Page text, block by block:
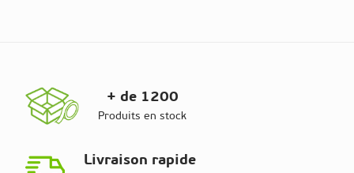
+ de 1200
Produits en stock
Livraison rapide